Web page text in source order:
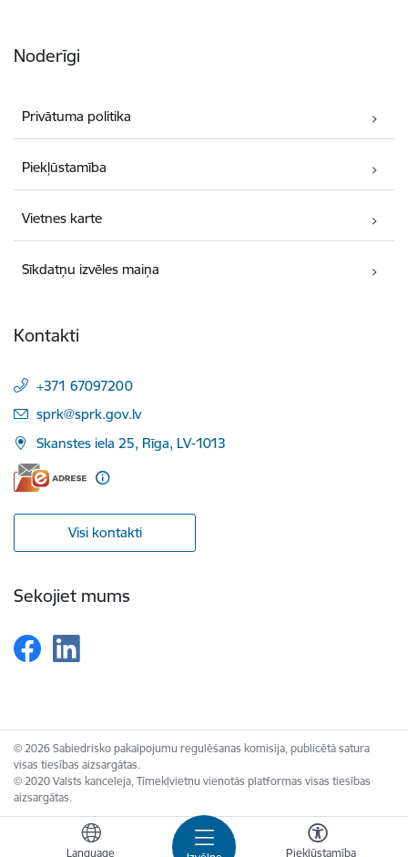
Language Piekļūstamība
Noderīgi
Privātuma politika
Piekļūstamība
Vietnes karte
Sīkdatņu izvēles maiņa
Kontakti
+371 67097200
E-pasts:
sprk@sprk.gov.lv
Skanstes iela 25, Rīga, LV-1013
Visi kontakti
Sekojiet mums
© 2026 Sabiedrisko pakalpojumu regulēšanas komisija, publicētā satura
visas tiesības aizsargātas.
© 2020 Valsts kanceleja, Tīmekļvietņu vienotās platformas visas tiesības
aizsargātas.